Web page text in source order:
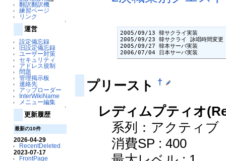
翻訳翻訳機
練習ページ
リンク
↑
運営
設定備忘録
旧設定備忘録
ユーザー対策
セキュリティ
アドレス規制
問題
管理掲示板
連絡先
アップローダー
InterWikiName
メニュー編集
↑
更新履歴
最新の10件
2026-04-29
RecentDeleted
2023-07-17
FrontPage
2005/09/13 韓サクライ実装
2005/09/23 韓サクライ 詠唱時間変更
2005/09/27 韓本サーバ実装
2006/07/04 日本サーバ実装
プリースト †
レディムプティオ
系列：アクティブ
消費SP : 400